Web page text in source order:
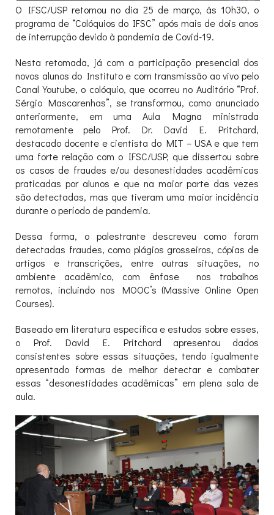
O IFSC/USP retomou no dia 25 de março, às 10h30, o
programa de “Colóquios do IFSC” após mais de dois anos
de interrupção devido à pandemia de Covid-19.
Nesta retomada, já com a participação presencial dos
novos alunos do Instituto e com transmissão ao vivo pelo
Canal Youtube, o colóquio, que ocorreu no Auditório “Prof.
Sérgio Mascarenhas”, se transformou, como anunciado
anteriormente, em uma Aula Magna ministrada
remotamente pelo Prof. Dr. David E. Pritchard,
destacado docente e cientista do MIT – USA e que tem
uma forte relação com o IFSC/USP, que dissertou sobre
os casos de fraudes e/ou desonestidades acadêmicas
praticadas por alunos e que na maior parte das vezes
são detectadas, mas que tiveram uma maior incidência
durante o período de pandemia.
Dessa forma, o palestrante descreveu como foram
detectadas fraudes, como plágios grosseiros, cópias de
artigos e transcrições, entre outras situações, no
ambiente acadêmico, com ênfase nos trabalhos
remotos, incluindo nos MOOC’s (Massive Online Open
Courses).
Baseado em literatura específica e estudos sobre esses,
o Prof. David E. Pritchard apresentou dados
consistentes sobre essas situações, tendo igualmente
apresentado formas de melhor detectar e combater
essas “desonestidades acadêmicas” em plena sala de
aula.